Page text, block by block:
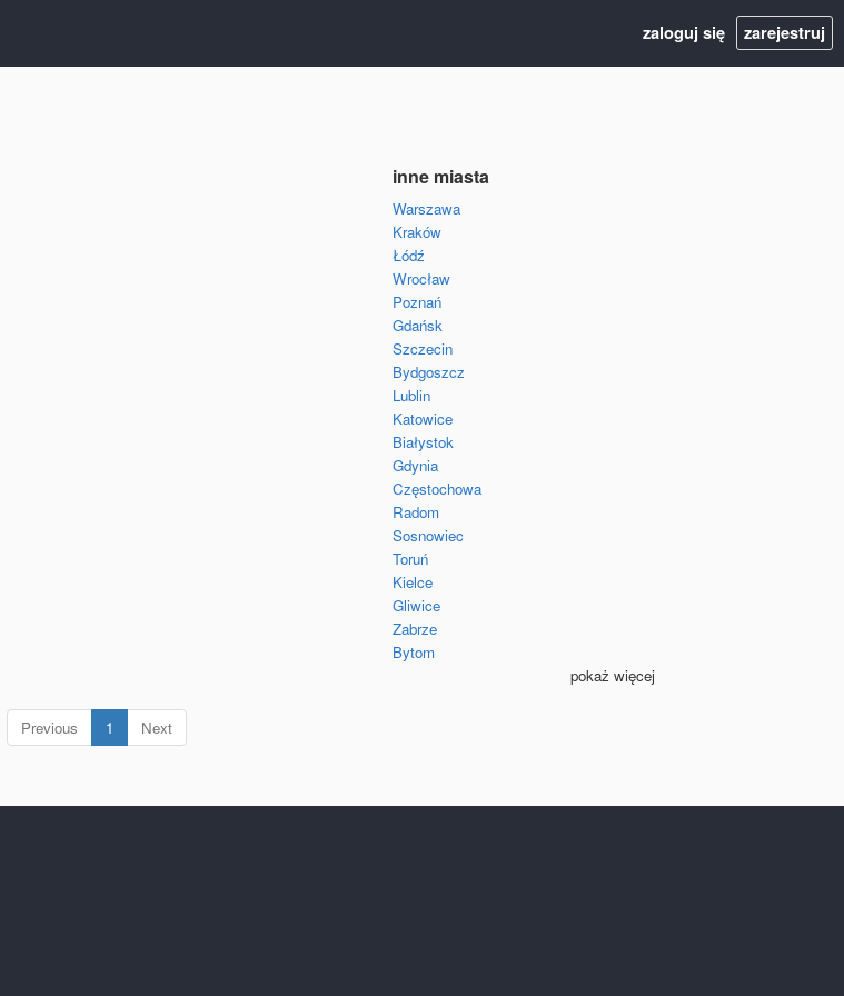
zaloguj się zarejestruj
inne miasta
Warszawa
Kraków
Łódź
Wrocław
Poznań
Gdańsk
Szczecin
Bydgoszcz
Lublin
Katowice
Białystok
Gdynia
Częstochowa
Radom
Sosnowiec
Toruń
Kielce
Gliwice
Zabrze
Bytom
pokaż więcej
Previous 1 (current)
Next